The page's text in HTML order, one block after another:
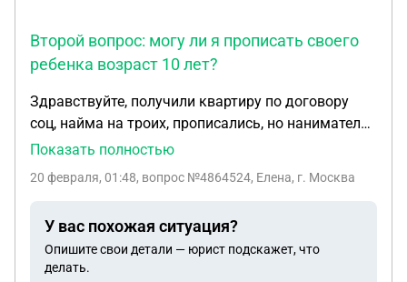
Второй вопрос: могу ли я прописать своего
ребенка возраст 10 лет?
Здравствуйте, получили квартиру по договору
соц, найма на троих, прописались, но наниматель
не даёт ключи от квартирыСообщила о том,что
вопрос:могу ли я прописать своего ребенка
Показать полностью
20 февраля, 01:48, вопрос №4864524, Елена, г. Москва
У вас похожая ситуация?
Опишите свои детали — юрист подскажет, что
делать.